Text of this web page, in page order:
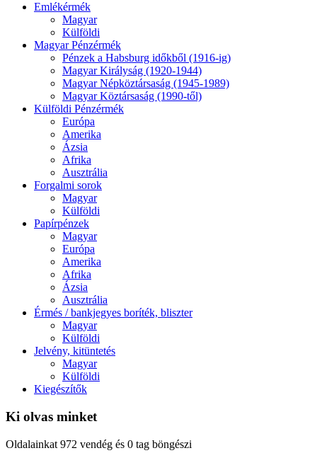
Emlékérmék
Magyar
Külföldi
Magyar Pénzérmék
Pénzek a Habsburg időkből (1916-ig)
Magyar Királyság (1920-1944)
Magyar Népköztársaság (1945-1989)
Magyar Köztársaság (1990-től)
Külföldi Pénzérmék
Európa
Amerika
Ázsia
Afrika
Ausztrália
Forgalmi sorok
Magyar
Külföldi
Papírpénzek
Magyar
Európa
Amerika
Afrika
Ázsia
Ausztrália
Érmés / bankjegyes boríték, bliszter
Magyar
Külföldi
Jelvény, kitüntetés
Magyar
Külföldi
Kiegészítők
Ki olvas minket
Oldalainkat 972 vendég és 0 tag böngészi